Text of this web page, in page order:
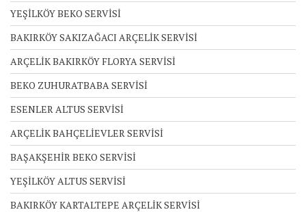
YEŞİLKÖY BEKO SERVİSİ
BAKIRKÖY SAKIZAĞACI ARÇELİK SERVİSİ
ARÇELİK BAKIRKÖY FLORYA SERVİSİ
BEKO ZUHURATBABA SERVİSİ
ESENLER ALTUS SERVİSİ
ARÇELİK BAHÇELİEVLER SERVİSİ
BAŞAKŞEHİR BEKO SERVİSİ
YEŞİLKÖY ALTUS SERVİSİ
BAKIRKÖY KARTALTEPE ARÇELİK SERVİSİ